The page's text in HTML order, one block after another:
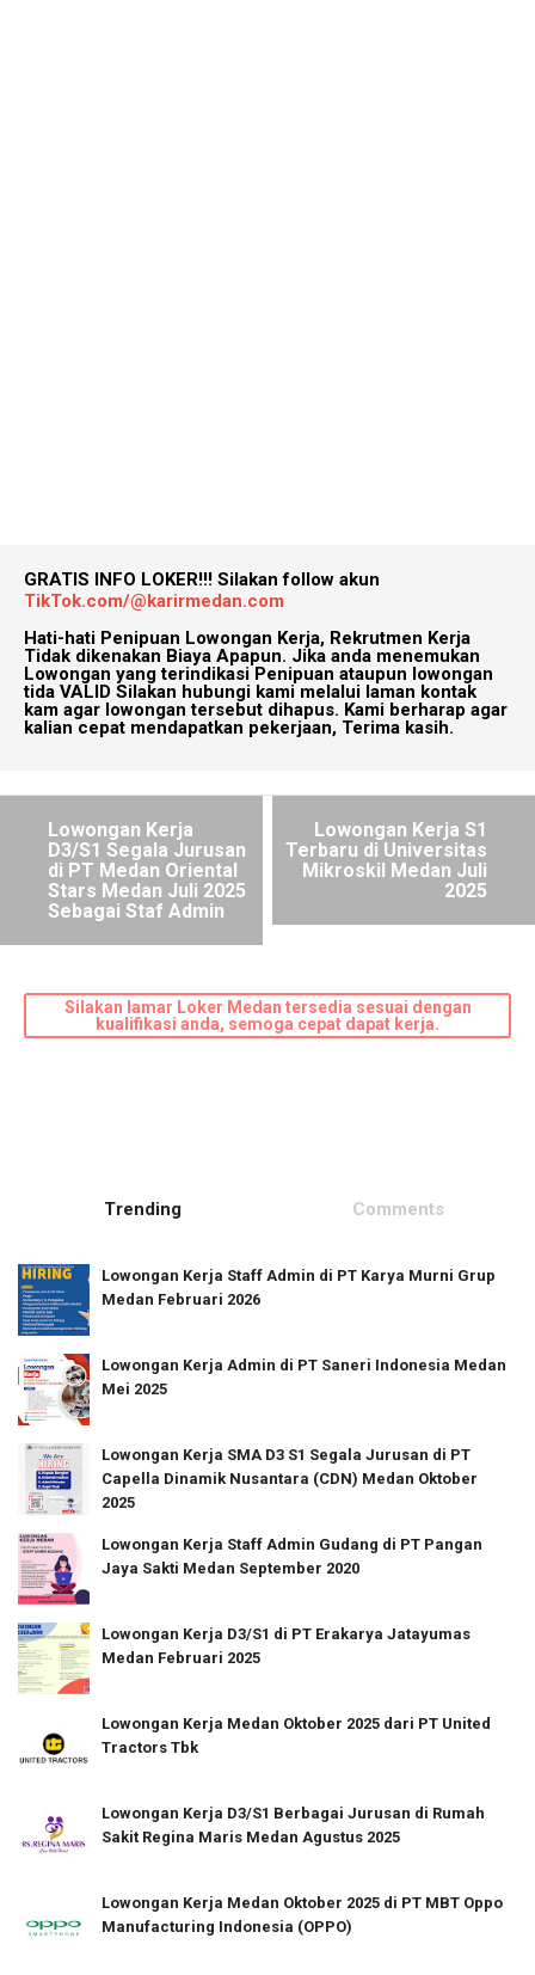
GRATIS INFO LOKER!!! Silakan follow akun
TikTok.com/@karirmedan.com
Hati-hati Penipuan Lowongan Kerja, Rekrutmen Kerja
Tidak dikenakan Biaya Apapun. Jika anda menemukan
Lowongan yang terindikasi Penipuan ataupun lowongan
tida VALID Silakan hubungi kami melalui laman kontak
kam agar lowongan tersebut dihapus. Kami berharap agar
kalian cepat mendapatkan pekerjaan, Terima kasih.
Lowongan Kerja
D3/S1 Segala Jurusan
di PT Medan Oriental
Stars Medan Juli 2025
Sebagai Staf Admin
Lowongan Kerja S1
Terbaru di Universitas
Mikroskil Medan Juli
2025
Silakan lamar Loker Medan tersedia sesuai dengan
kualifikasi anda, semoga cepat dapat kerja.
Trending Comments
Lowongan Kerja Staff Admin di PT Karya Murni Grup
Medan Februari 2026
Lowongan Kerja Admin di PT Saneri Indonesia Medan
Mei 2025
Lowongan Kerja SMA D3 S1 Segala Jurusan di PT
Capella Dinamik Nusantara (CDN) Medan Oktober
2025
Lowongan Kerja Staff Admin Gudang di PT Pangan
Jaya Sakti Medan September 2020
Lowongan Kerja D3/S1 di PT Erakarya Jatayumas
Medan Februari 2025
Lowongan Kerja Medan Oktober 2025 dari PT United
Tractors Tbk
Lowongan Kerja D3/S1 Berbagai Jurusan di Rumah
Sakit Regina Maris Medan Agustus 2025
Lowongan Kerja Medan Oktober 2025 di PT MBT Oppo
Manufacturing Indonesia (OPPO)